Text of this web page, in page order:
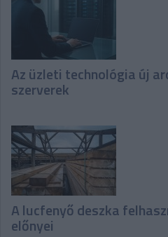
Az üzleti technológia új
szerverek
A lucfenyő deszka
előnyei